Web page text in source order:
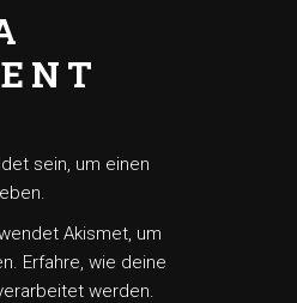
sein, um einen
Akismet, um
Erfahre, wie deine
werden.